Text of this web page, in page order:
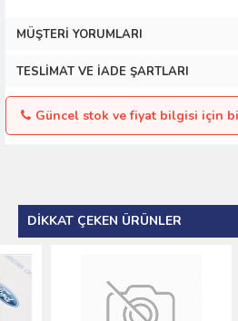
MÜŞTERI YORUMLARI
TESLIMAT VE İADE ŞARTLARI
Güncel stok ve fiyat bilgisi için
DIKKAT ÇEKEN ÜRÜNLER